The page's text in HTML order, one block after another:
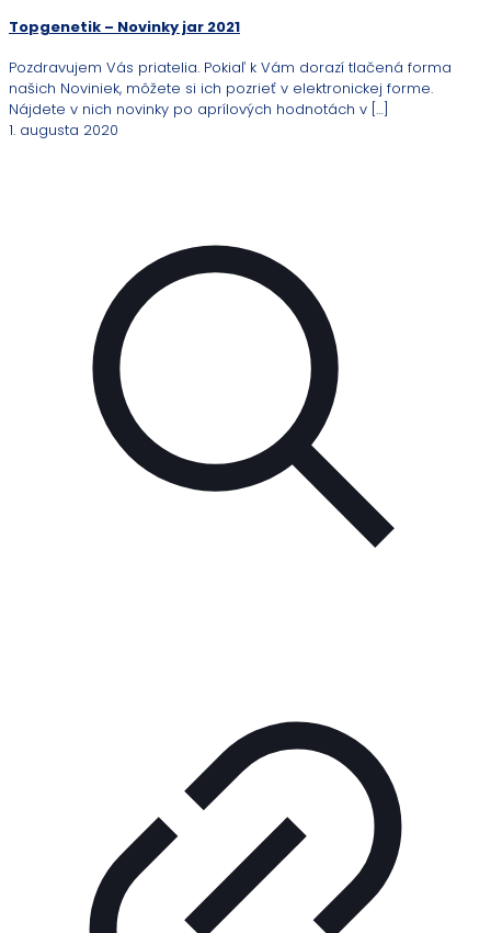
Topgenetik – Novinky jar 2021
Pozdravujem Vás priatelia. Pokiaľ k Vám dorazí tlačená forma
našich Noviniek, môžete si ich pozrieť v elektronickej forme.
Nájdete v nich novinky po aprílových hodnotách v […]
1. augusta 2020